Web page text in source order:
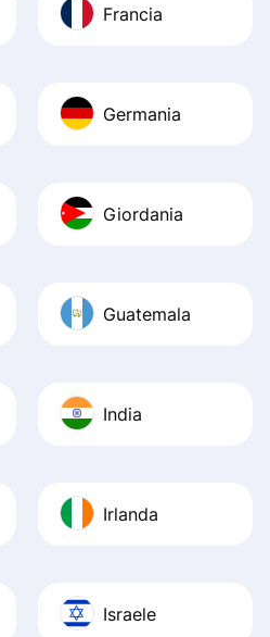
Francia
Germania
Giordania
Guatemala
India
Irlanda
Israele